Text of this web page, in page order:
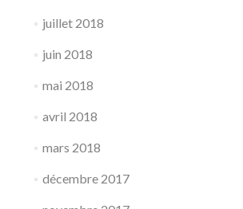
juillet 2018
juin 2018
mai 2018
avril 2018
mars 2018
décembre 2017